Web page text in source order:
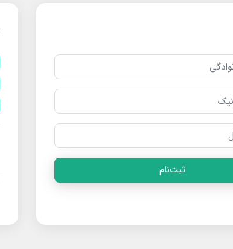
ثبت‌نام